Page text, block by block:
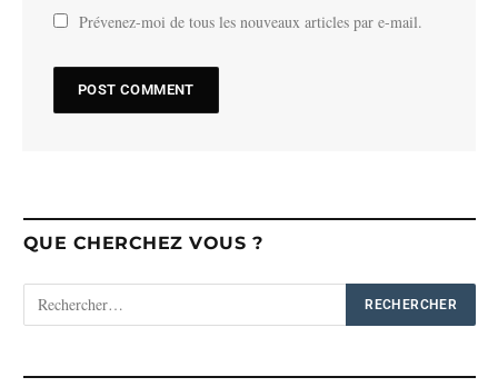
Prévenez-moi de tous les nouveaux articles par e-mail.
QUE CHERCHEZ VOUS ?